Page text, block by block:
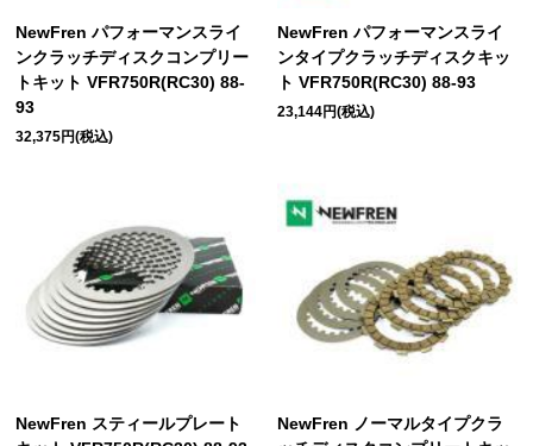
NewFren パフォーマンスライ
ンクラッチディスクコンプリー
トキット VFR750R(RC30) 88-
93
32,375円(税込)
NewFren パフォーマンスライ
ンタイプクラッチディスクキッ
ト VFR750R(RC30) 88-93
23,144円(税込)
NewFren スティールプレート
NewFren ノーマルタイプクラ